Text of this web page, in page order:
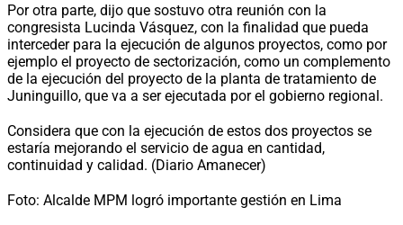
Por otra parte, dijo que sostuvo otra reunión con la
congresista Lucinda Vásquez, con la finalidad que pueda
interceder para la ejecución de algunos proyectos, como por
ejemplo el proyecto de sectorización, como un complemento
de la ejecución del proyecto de la planta de tratamiento de
Juninguillo, que va a ser ejecutada por el gobierno regional.
Considera que con la ejecución de estos dos proyectos se
estaría mejorando el servicio de agua en cantidad,
continuidad y calidad. (Diario Amanecer)
Foto: Alcalde MPM logró importante gestión en Lima